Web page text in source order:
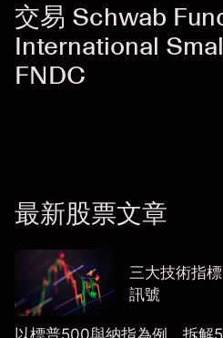
交易 Schwab
International
FNDC
最新股票文章
三大技術指
訊號